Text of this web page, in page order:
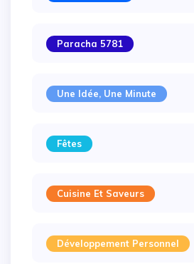
Paracha 5781
Une Idée, Une Minute
Fêtes
Cuisine Et Saveurs
Développement Personnel